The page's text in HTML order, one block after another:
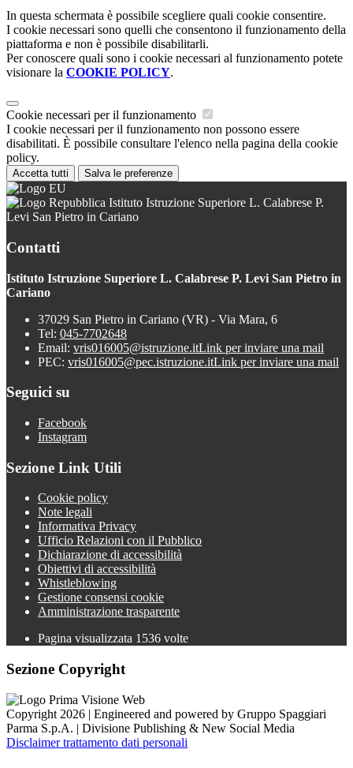
In questa schermata è possibile scegliere quali cookie consentire.
I cookie necessari sono quelli che consentono il funzionamento della
piattaforma e non è possibile disabilitarli.
Per conoscere quali sono i cookie necessari al funzionamento potete
visionare la COOKIE POLICY.
Cookie necessari per il funzionamento
I cookie necessari per il funzionamento non possono essere
disabilitati. È possibile consultare l'elenco nella pagina della cookie
policy.
Accetta tutti Salva le preferenze
Istituto Istruzione Superiore L. Calabrese P.
Levi San Pietro in Cariano
Contatti
Istituto Istruzione Superiore L. Calabrese P. Levi San Pietro in
Cariano
37029 San Pietro in Cariano (VR) - Via Mara, 6
Tel: 045-7702648
Email: vris016005@istruzione.itLink per inviare una mail
PEC: vris016005@pec.istruzione.itLink per inviare una mail
Seguici su
Facebook
Instagram
Sezione Link Utili
Cookie policy
Note legali
Informativa Privacy
Ufficio Relazioni con il Pubblico
Dichiarazione di accessibilità
Obiettivi di accessibilità
Whistleblowing
Gestione consensi cookie
Amministrazione trasparente
Pagina visualizzata 1536 volte
Sezione Copyright
Copyright 2026 | Engineered and powered by Gruppo Spaggiari
Parma S.p.A. | Divisione Publishing & New Social Media
Disclaimer trattamento dati personali